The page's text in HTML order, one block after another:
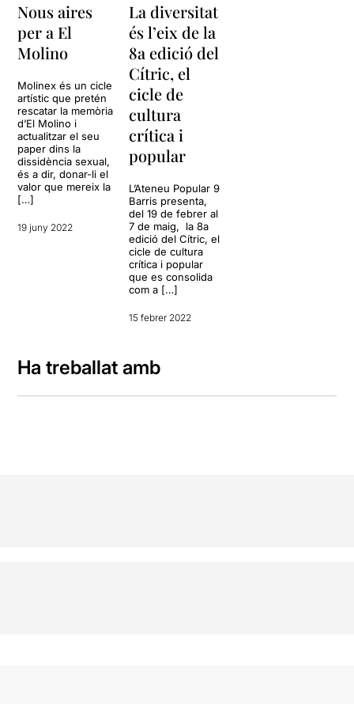
Nous aires
per a El
Molino
Molinex és un cicle
artístic que pretén
rescatar la memòria
d’El Molino i
actualitzar el seu
paper dins la
dissidència sexual,
és a dir, donar-li el
valor que mereix la
[…]
19 juny 2022
La diversitat
és l’eix de la
8a edició del
Cítric, el
cicle de
cultura
crítica i
popular
L’Ateneu Popular 9
Barris presenta,
del 19 de febrer al
7 de maig, la 8a
edició del Cítric, el
cicle de cultura
crítica i popular
que es consolida
com a […]
15 febrer 2022
Ha treballat amb